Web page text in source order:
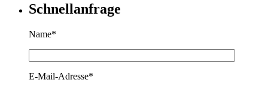
Schnellanfrage
Name*
E-Mail-Adresse*